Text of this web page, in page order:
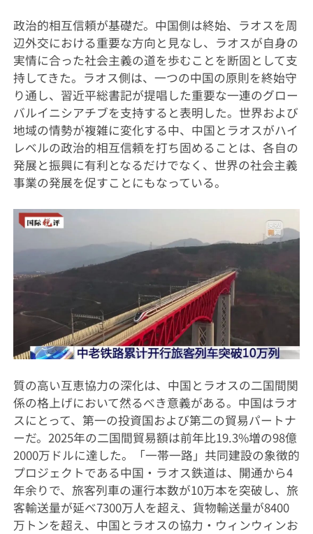
政治的相互信頼が基礎だ。中国側は終始、ラオスを周
辺外交における重要な方向と見なし、ラオスが自身の
実情に合った社会主義の道を歩むことを断固として支
持してきた。ラオス側は、一つの中国の原則を終始守
り通し、習近平総書記が提唱した重要な一連のグロー
バルイニシアチブを支持すると表明した。世界および
地域の情勢が複雑に変化する中、中国とラオスがハイ
レベルの政治的相互信頼を打ち固めることは、各自の
発展と振興に有利となるだけでなく、世界の社会主義
事業の発展を促すことにもなっている。
質の高い互恵協力の深化は、中国とラオスの二国間関
係の格上げにおいて然るべき意義がある。中国はラオ
スにとって、第一の投資国および第二の貿易パートナ
ーだ。2025年の二国間貿易額は前年比19.3%増の98億
2000万ドルに達した。「一帯一路」共同建設の象徴的
プロジェクトである中国・ラオス鉄道は、開通から4
年余りで、旅客列車の運行本数が10万本を突破し、旅
客輸送量が延べ7300万人を超え、貨物輸送量が8400
万トンを超え、中国とラオスの協力・ウィンウィンお